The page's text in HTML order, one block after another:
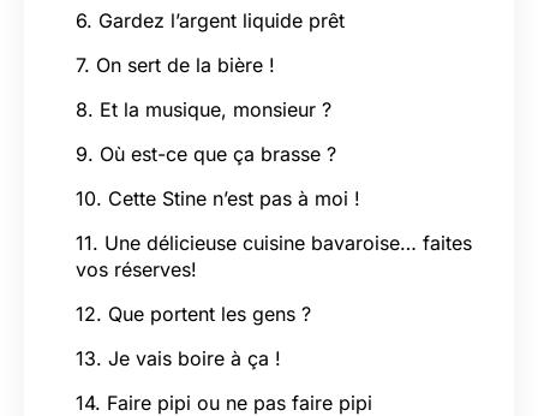
6. Gardez l’argent liquide prêt
7. On sert de la bière !
8. Et la musique, monsieur ?
9. Où est-ce que ça brasse ?
10. Cette Stine n’est pas à moi !
11. Une délicieuse cuisine bavaroise… faites
vos réserves!
12. Que portent les gens ?
13. Je vais boire à ça !
14. Faire pipi ou ne pas faire pipi